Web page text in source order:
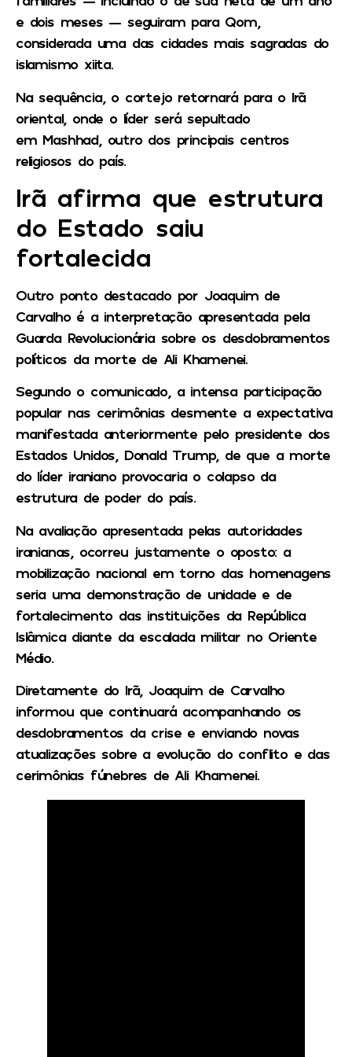
e dois meses — seguiram para Qom,
considerada uma das cidades mais sagradas do
islamismo xiita.
Na sequência, o cortejo retornará para o Irã
oriental, onde o líder será sepultado
em Mashhad, outro dos principais centros
religiosos do país.
Irã afirma que estrutura
do Estado saiu
fortalecida
Outro ponto destacado por Joaquim de
Carvalho é a interpretação apresentada pela
Guarda Revolucionária sobre os desdobramentos
políticos da morte de Ali Khamenei.
Segundo o comunicado, a intensa participação
popular nas cerimônias desmente a expectativa
manifestada anteriormente pelo presidente dos
Estados Unidos, Donald Trump, de que a morte
do líder iraniano provocaria o colapso da
estrutura de poder do país.
Na avaliação apresentada pelas autoridades
iranianas, ocorreu justamente o oposto: a
mobilização nacional em torno das homenagens
seria uma demonstração de unidade e de
fortalecimento das instituições da República
Islâmica diante da escalada militar no Oriente
Médio.
Diretamente do Irã, Joaquim de Carvalho
informou que continuará acompanhando os
desdobramentos da crise e enviando novas
atualizações sobre a evolução do conflito e das
cerimônias fúnebres de Ali Khamenei.